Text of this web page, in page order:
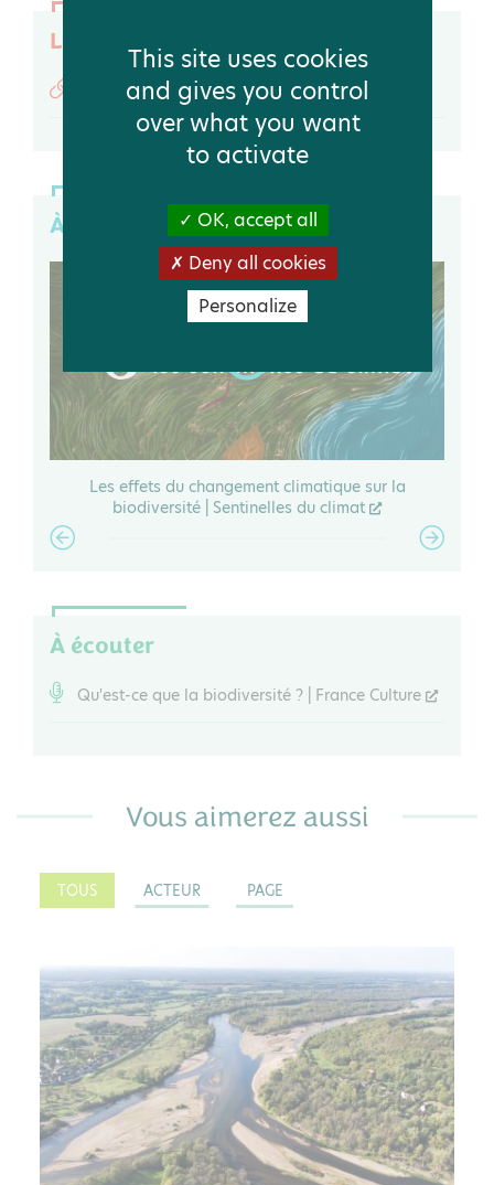
Liens utiles
Infographie « la biodiversité, c’est la vie ! »
À voir
Les effets du changement climatique sur la
biodiversité | Sentinelles du climat
À écouter
Qu'est-ce que la biodiversité ? | France Culture
Vous aimerez aussi
TOUS ACTEUR PAGE
This site uses cookies
and gives you control
over what you want
to activate
OK, accept all
Deny all cookies
Personalize